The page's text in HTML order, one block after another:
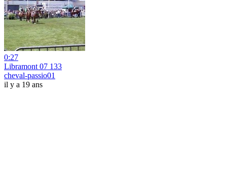
0:27
Libramont 07 133
cheval-passio01
il y a 19 ans